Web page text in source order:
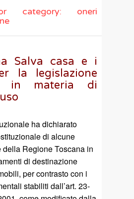
category: oneri
Salva casa e i
la legislazione
in materia di
ha dichiarato
di alcune
della Regione Toscana in
di destinazione
per contrasto con i
stabiliti dall’art. 23-